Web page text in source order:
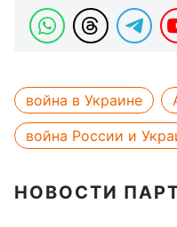
война в Украине
война России и
НОВОСТИ